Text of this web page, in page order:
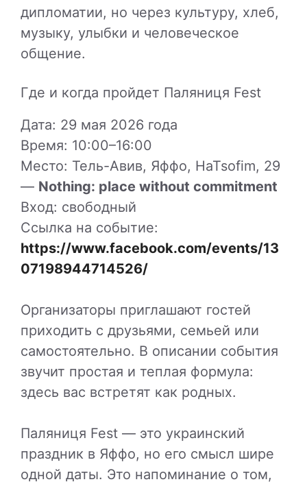
дипломатии, но через культуру, хлеб,
музыку, улыбки и человеческое
общение.
Где и когда пройдет Паляниця Fest
Дата: 29 мая 2026 года
Время: 10:00–16:00
Место: Тель-Авив, Яффо, HaTsofim, 29
— Nothing: place without commitment
Вход: свободный
Ссылка на событие:
https://www.facebook.com/events/13
07198944714526/
Организаторы приглашают гостей
приходить с друзьями, семьей или
самостоятельно. В описании события
звучит простая и теплая формула:
здесь вас встретят как родных.
Паляниця Fest — это украинский
праздник в Яффо, но его смысл шире
одной даты. Это напоминание о том,